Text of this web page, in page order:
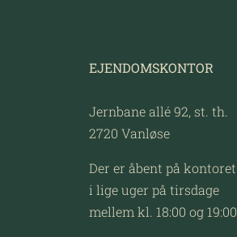
EJENDOMSKONTOR
Jernbane allé 92, st. th.
2720 Vanløse
Der er åbent på kontoret
i lige uger på tirsdage
mellem kl. 18:00 og 19:00